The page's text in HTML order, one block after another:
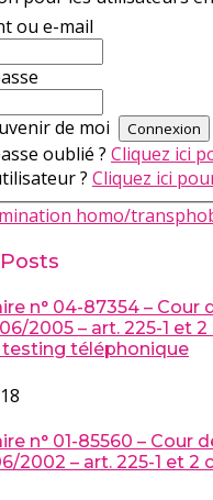
ou e-mail
de moi
oublié ? Cliquez ici
? Cliquez ici
homo/
n° 04-87354 – Cour
2005 – art. 225-1 et 2
testing téléphonique
n° 01-85560 – Cour
2002 – art. 225-1 et